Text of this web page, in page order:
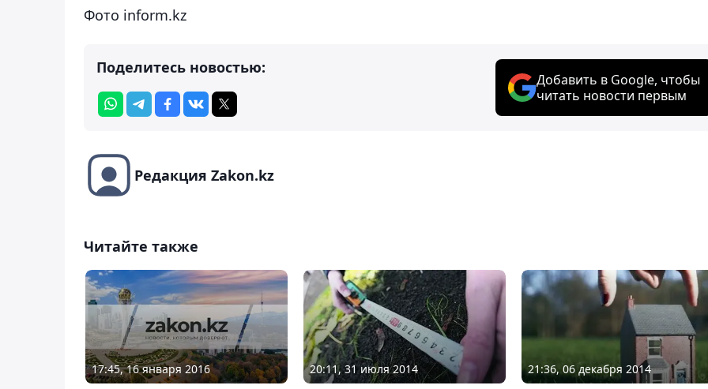
Фото inform.kz
Поделитесь новостью:
Добавить в Google, чтобы
читать новости первым
Редакция Zakon.kz
Читайте также
17:45, 16 января 2016 20:11, 31 июля 2014 21:36, 06 декабря 2014